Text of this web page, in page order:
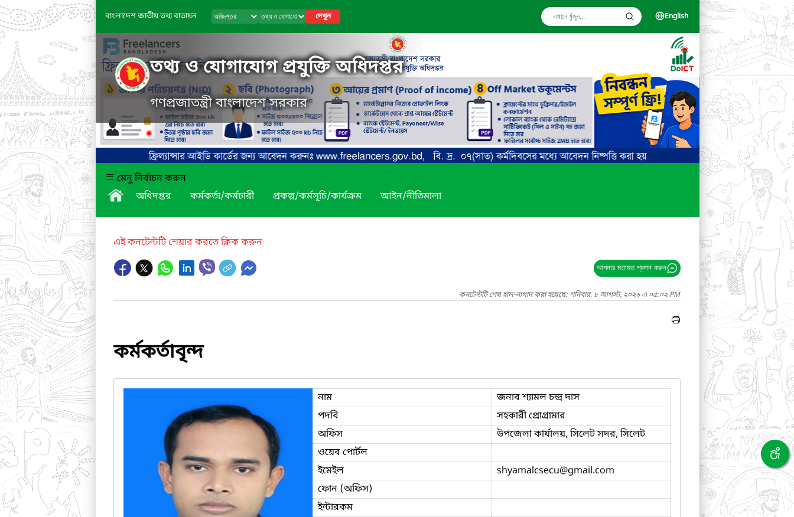
বাংলাদেশ জাতীয় তথ্য বাতায়ন দেখুন English
তথ্য ও যোগাযোগ প্রযুক্তি অধিদপ্তর
গণপ্রজাতন্ত্রী বাংলাদেশ সরকার
মেনু নির্বাচন করুন
অধিদপ্তর
কর্মকর্তা/কর্মচারী প্রকল্প/কর্মসূচি/কার্যক্রম আইন/নীতিমালা
এই কনটেন্টটি শেয়ার করতে ক্লিক করুন
আপনার মতামত প্রদান করুন
কনটেন্টটি শেষ হাল-নাগাদ করা হয়েছে: শনিবার, ৮ আগস্ট, ২০২৬ এ ০৫:০২ PM
কর্মকর্তাবৃন্দ
নাম
জনাব শ্যামল চন্দ্র দাস
পদবি
সহকারী প্রোগ্রামার
অফিস
উপজেলা কার্যালয়, সিলেট সদর, সিলেট
ওয়েব পোর্টল
ইমেইল
shyamalcsecu@gmail.com
ফোন (অফিস)
ইন্টারকম